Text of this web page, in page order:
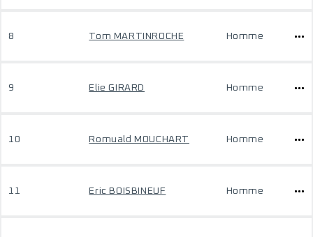
8 Tom MARTINROCHE Homme
9 Elie GIRARD Homme
10 Romuald MOUCHART Homme
11 Eric BOISBINEUF Homme